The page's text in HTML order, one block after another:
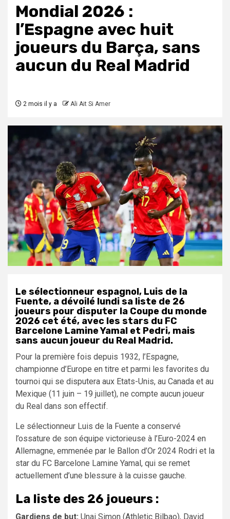
Mondial 2026 :
l’Espagne avec huit
joueurs du Barça, sans
aucun du Real Madrid
2 mois il y a Ali Ait Si Amer
Le sélectionneur espagnol, Luis de la
Fuente, a dévoilé lundi sa liste de 26
joueurs pour disputer la Coupe du monde
2026 cet été, avec les stars du FC
Barcelone Lamine Yamal et Pedri, mais
sans aucun joueur du Real Madrid.
Pour la première fois depuis 1932, l’Espagne,
championne d’Europe en titre et parmi les favorites du
tournoi qui se disputera aux Etats-Unis, au Canada et au
Mexique (11 juin – 19 juillet), ne compte aucun joueur
du Real dans son effectif.
Le sélectionneur Luis de la Fuente a conservé
l’ossature de son équipe victorieuse à l’Euro-2024 en
Allemagne, emmenée par le Ballon d’Or 2024 Rodri et la
star du FC Barcelone Lamine Yamal, qui se remet
actuellement d’une blessure à la cuisse gauche.
La liste des 26 joueurs :
Gardiens de but: Unai Simon (Athletic Bilbao), David